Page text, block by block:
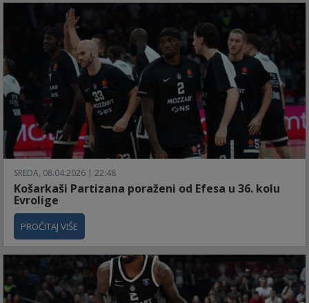
SREDA, 08.04.2026 | 22:48
Košarkaši Partizana poraženi od Efesa u 36. kolu
Evrolige
PROČITAJ VIŠE